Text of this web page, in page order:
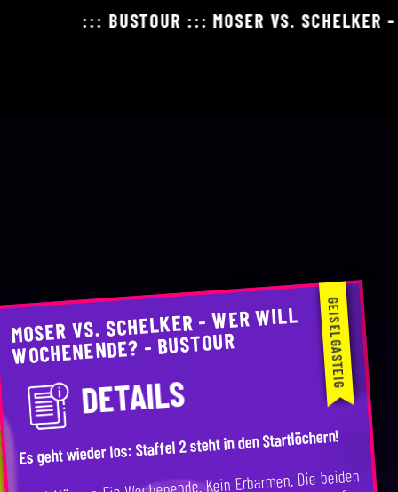
::: BUSTOUR ::: MOSER VS. SCHELKER - WER
MOSER VS. SCHELKER - WER WILL
WOCHENENDE? - BUSTOUR
DETAILS
GEISELGASTEIG
Es geht wieder los: Staffel 2 steht in den Startlöchern!